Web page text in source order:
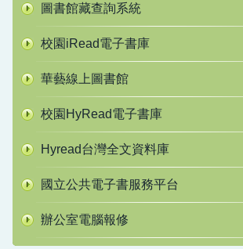
圖書館藏查詢系統
校園iRead電子書庫
華藝線上圖書館
校園HyRead電子書庫
Hyread台灣全文資料庫
國立公共電子書服務平台
辦公室電腦報修